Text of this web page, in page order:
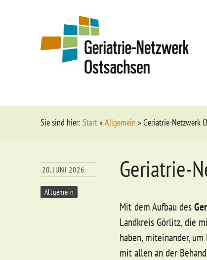
Sie sind hier: Start»Allgemein »Geriatrie-Netzwerk
20. JUNI 2026
Allgemein
Geriatrie-
Mit dem Aufbau des
Landkreis Görlitz, die
haben, miteinander,
mit allen an der